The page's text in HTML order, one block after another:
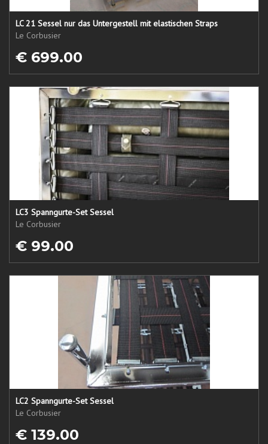
LC 21 Sessel nur das Untergestell mit elastischen Straps
Le Corbusier
€ 699.00
LC3 Spanngurte-Set Sessel
Le Corbusier
€ 99.00
LC2 Spanngurte-Set Sessel
Le Corbusier
€ 139.00